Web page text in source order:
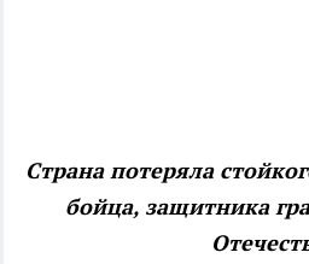
Страна потеряла
бойца, защитника